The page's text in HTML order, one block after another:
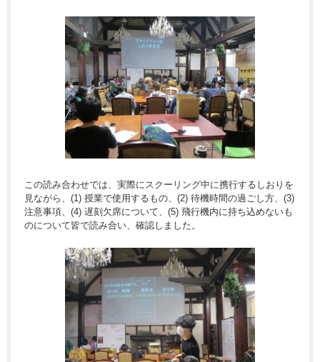
この読み合わせでは、実際にスクーリング中に携行するしおりを
見ながら、(1) 授業で使用するもの、(2) 待機時間の過ごし方、(3)
注意事項、(4) 遅刻欠席について、(5) 飛行機内に持ち込めないも
のについて皆で読み合い、確認しました。